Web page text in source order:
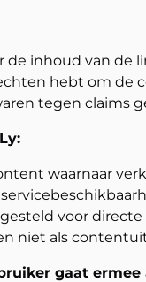
inhoud van de
hebt om de
tegen claims
waarnaar
voor
niet als
gaat